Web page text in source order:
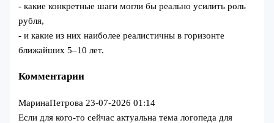
- какие конкретные шаги могли бы реально усилить роль
рубля,
- и какие из них наиболее реалистичны в горизонте
ближайших 5–10 лет.
Комментарии
МаринаПетрова 23-07-2026 01:14
Если для кого-то сейчас актуальна тема логопеда для